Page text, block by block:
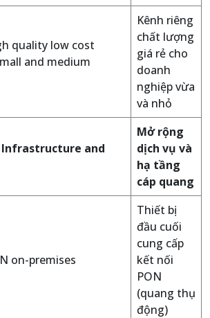
quality low cost
and medium
Kênh riêng
chất lượng
giá rẻ cho
doanh
nghiệp vừa
và nhỏ
Infrastructure and
Mở rộng
dịch vụ và
hạ tầng
cáp quang
on-premises
Thiết bị
đầu cuối
cung cấp
kết nối
PON
(quang thụ
động)